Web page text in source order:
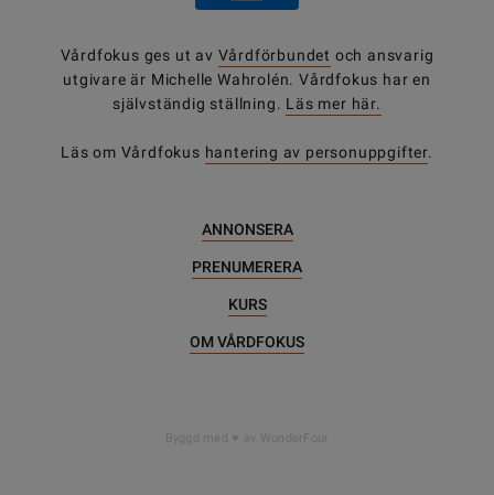
Vårdfokus ges ut av Vårdförbundet och ansvarig
utgivare är Michelle Wahrolén. Vårdfokus har en
självständig ställning. Läs mer här.
Läs om Vårdfokus hantering av personuppgifter.
ANNONSERA
PRENUMERERA
KURS
OM VÅRDFOKUS
Byggd med av WonderFour